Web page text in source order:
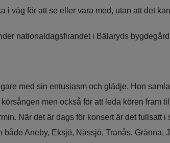
i väg för att se eller vara med, utan att det
nationaldagsfirandet i Bälaryds
med sin entusiasm och glädje. Hon
men också för att leda kören fram
När det är dags för konsert är det fullsatt i
Aneby, Eksjö, Nässjö, Tranås, Gränna,